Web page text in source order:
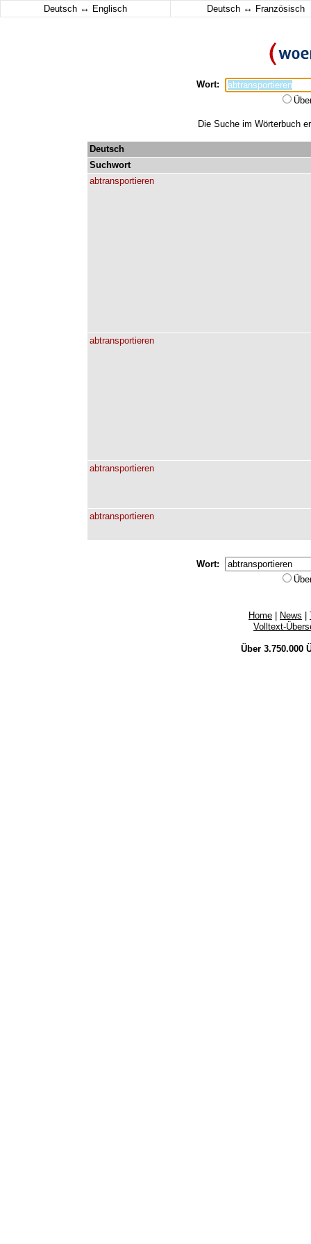
Deutsch ↔ Englisch Deutsch ↔ Französisch
Wort:
Die Suche im Wörterbuch
Deutsch
Suchwort
abtransportieren
abtransportieren
abtransportieren
abtransportieren
Wort:
Home News
Volltext-
Über 3.750.000